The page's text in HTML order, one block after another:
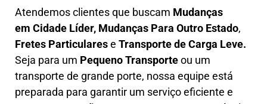
Atendemos clientes que buscam Mudanças
em Cidade Líder, Mudanças Para Outro Estado,
Fretes Particularese Transportede Carga Leve.
Seja para um Pequeno Transporteou um
transporte de grande porte, nossa equipe está
preparada para garantir um serviço eficiente e